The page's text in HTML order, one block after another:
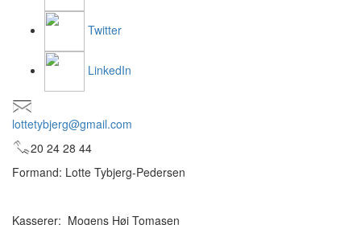
Twitter
LinkedIn
lottetybjerg@gmail.com
20 24 28 44
Formand: Lotte Tybjerg-Pedersen
Kasserer: Mogens Høj Tomasen